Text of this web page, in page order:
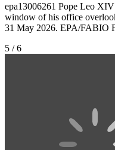
epa13006261 Pope Leo
window of his office
31 May 2026. EPA/FABIO
5 / 6